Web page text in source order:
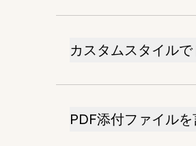
カスタムスタイル
PDF添付ファイル